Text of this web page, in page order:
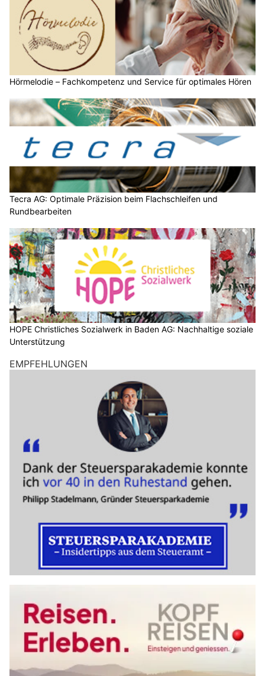
Hörmelodie – Fachkompetenz und Service für optimales Hören
Tecra AG: Optimale Präzision beim Flachschleifen und
Rundbearbeiten
HOPE Christliches Sozialwerk in Baden AG: Nachhaltige soziale
Unterstützung
EMPFEHLUNGEN